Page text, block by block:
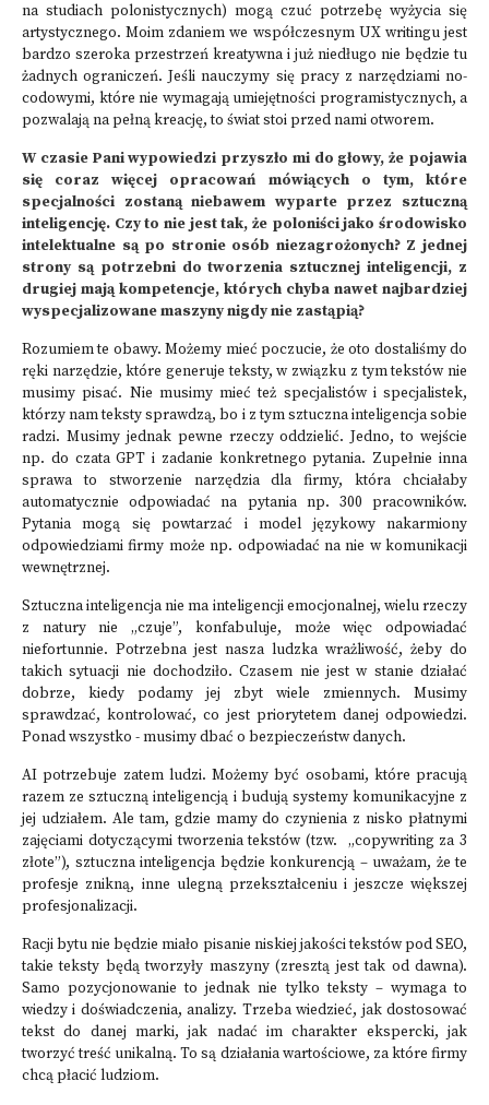
na studiach polonistycznych) mogą czuć potrzebę wyżycia się
artystycznego. Moim zdaniem we współczesnym UX writingu jest
bardzo szeroka przestrzeń kreatywna i już niedługo nie będzie tu
żadnych ograniczeń. Jeśli nauczymy się pracy z narzędziami no-
codowymi, które nie wymagają umiejętności programistycznych, a
pozwalają na pełną kreację, to świat stoi przed nami otworem.
W czasie Pani wypowiedzi przyszło mi do głowy, że pojawia
się coraz więcej opracowań mówiących o tym, które
specjalności zostaną niebawem wyparte przez sztuczną
inteligencję. Czy to nie jest tak, że poloniści jako środowisko
intelektualne są po stronie osób niezagrożonych? Z jednej
strony są potrzebni do tworzenia sztucznej inteligencji, z
drugiej mają kompetencje, których chyba nawet najbardziej
wyspecjalizowane maszyny nigdy nie zastąpią?
Rozumiem te obawy. Możemy mieć poczucie, że oto dostaliśmy do
ręki narzędzie, które generuje teksty, w związku z tym tekstów nie
musimy pisać. Nie musimy mieć też specjalistów i specjalistek,
którzy nam teksty sprawdzą, bo i z tym sztuczna inteligencja sobie
radzi. Musimy jednak pewne rzeczy oddzielić. Jedno, to wejście
np. do czata GPT i zadanie konkretnego pytania. Zupełnie inna
sprawa to stworzenie narzędzia dla firmy, która chciałaby
automatycznie odpowiadać na pytania np. 300 pracowników.
Pytania mogą się powtarzać i model językowy nakarmiony
odpowiedziami firmy może np. odpowiadać na nie w komunikacji
wewnętrznej.
Sztuczna inteligencja nie ma inteligencji emocjonalnej, wielu rzeczy
z natury nie „czuje”, konfabuluje, może więc odpowiadać
niefortunnie. Potrzebna jest nasza ludzka wrażliwość, żeby do
takich sytuacji nie dochodziło. Czasem nie jest w stanie działać
dobrze, kiedy podamy jej zbyt wiele zmiennych. Musimy
sprawdzać, kontrolować, co jest priorytetem danej odpowiedzi.
Ponad wszystko - musimy dbać o bezpieczeństw danych.
AI potrzebuje zatem ludzi. Możemy być osobami, które pracują
razem ze sztuczną inteligencją i budują systemy komunikacyjne z
jej udziałem. Ale tam, gdzie mamy do czynienia z nisko płatnymi
zajęciami dotyczącymi tworzenia tekstów (tzw. „copywriting za 3
złote”), sztuczna inteligencja będzie konkurencją – uważam, że te
profesje znikną, inne ulegną przekształceniu i jeszcze większej
profesjonalizacji.
Racji bytu nie będzie miało pisanie niskiej jakości tekstów pod SEO,
takie teksty będą tworzyły maszyny (zresztą jest tak od dawna).
Samo pozycjonowanie to jednak nie tylko teksty – wymaga to
wiedzy i doświadczenia, analizy. Trzeba wiedzieć, jak dostosować
tekst do danej marki, jak nadać im charakter ekspercki, jak
tworzyć treść unikalną. To są działania wartościowe, za które firmy
chcą płacić ludziom.